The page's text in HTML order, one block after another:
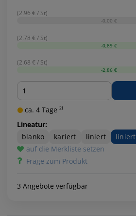
(2.96 € / St)
-0,00 €
(2.78 € / St)
-0,89 €
(2.68 € / St)
-2,86 €
Menge
ca. 4 Tage ²⁾
Lineatur:
blanko
kariert liniert
liniert
auf die Merkliste setzen
Frage zum Produkt
3 Angebote verfügbar